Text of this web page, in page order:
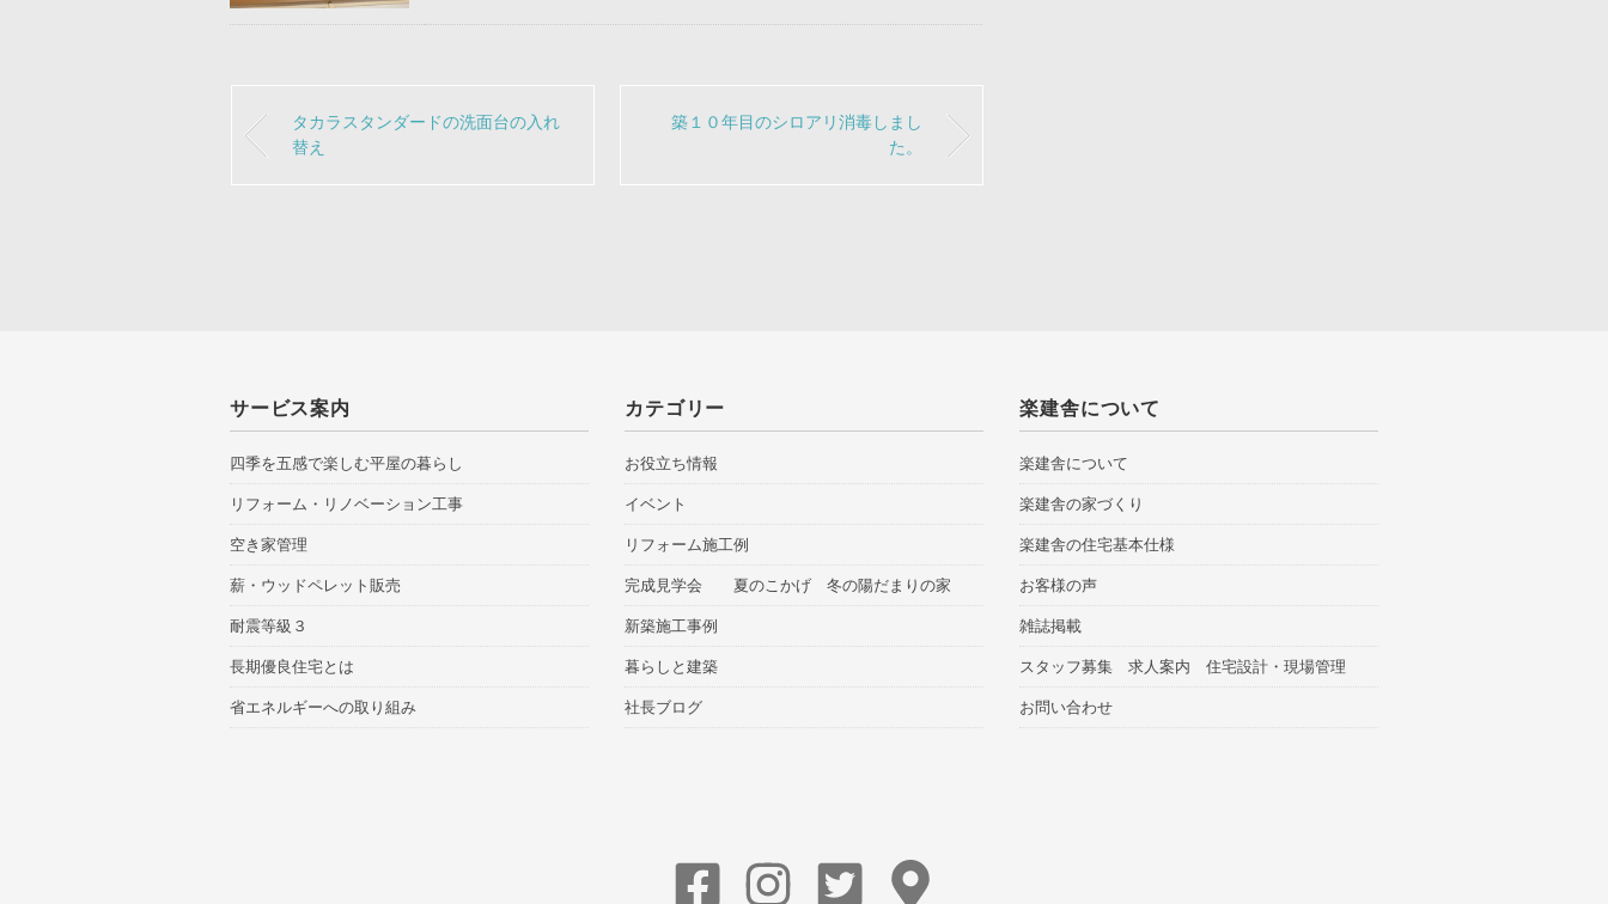
タカラスタンダードの洗面台の入れ
替え
築１０年目のシロアリ消毒しまし
た。
サービス案内
四季を五感で楽しむ平屋の暮らし
リフォーム・リノベーション工事
空き家管理
薪・ウッドペレット販売
耐震等級３
長期優良住宅とは
省エネルギーへの取り組み
カテゴリー
お役立ち情報
イベント
リフォーム施工例
完成見学会 夏のこかげ 冬の陽だまりの家
新築施工事例
暮らしと建築
社長ブログ
楽建舎について
楽建舎について
楽建舎の家づくり
楽建舎の住宅基本仕様
お客様の声
雑誌掲載
スタッフ募集 求人案内 住宅設計・現場管理
お問い合わせ